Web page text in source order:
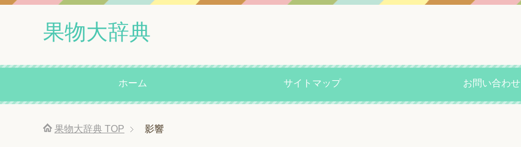
果物大辞典
ホーム サイトマップ お問い合わせ
果物大辞典 TOP 影響